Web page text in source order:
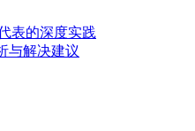
表的深度实践
与解决建议